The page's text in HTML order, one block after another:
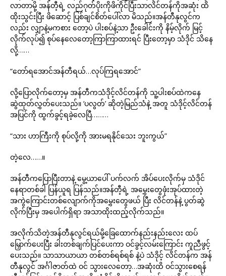
လာတာမို့ အန်တီ့ရဲ့ လည်ဂုတ်ပိုးကိုဖိကိုင်ပြီးသာလိင်တန်ကိုအဆုံး ထိ
ထိုးသွင်းပြီး ဖိဆောင့် ပြစ်ချင်စိတ်ပေါ်လာ မိသည်။အန်တီနုလွင်က
လည်း လျှာနဲ့မကစား တော့ပဲ ပါးစပ်နဲ့သာ ဦးခေါင်းကို နိမ့်လိုက် မြင့်
လိုက်လုပ်၍ စုပ်နေလေတော့ကြာကြာထားရင် ပြီးတော့မှာ သံဒိုင် သိနေ
လို့……
“တော်ရအောင်အန်တီရယ်…လုပ်ကြရအောင်”
လို့ပြောလိုက်တော့မှ အန်တီကသံဒိုင့်လိင်တန်ကို သူ့ပါးစပ်ထဲကနေ
ဆွဲထုတ်လွှတ်ပေးသည်။ ‘ပလွတ်’ ဆိုတဲ့မြည်သံနဲ့ အတူ သံဒိုင့်လိင်တန်
အပြင်ကို ထွက်ခွင့်ရခဲ့လေပြီ………
“သား ဟာကြီးကို စုပ်လို့ကို အားမရနိုင်သေး ဘူးကွယ်”
တဲ့လေ……။
အန်တီကပြောပြီးတာနဲ့ မွေ့ယာပေါ် ပက်လက် အိပ်ပေးလိုက်မှ သံဒိုင်
နေရာတစ်ခါ ပြန်ယူရ ပြန်သည်။အန်တီ့ရဲ့ အမွှေးတွေဖုံးအုပ်ထားတဲ့
အကွဲကြောင်းတစ်လျောက်ကိုအမွှေးတွေဖယ် ပြီး လိင်တန်နဲ့ ပွတ်ဆွဲ
လိုက်ပြီးမှ အပေါက်ရှိရာ အသာထိုးထည့်လိုက်သည်။
အလိုက်သိတဲ့အန်တီနုလွင်ရယ်မို့ခြေထောက်နည်းနည်းလေး ထပ်
မြှောက်ပေးပြီး ခါးတစ်ချက်ပြင်ပေးကာ ဝင်ခွင့်လမ်းကြောင်း ကူညီဖွင့်
ပေးသည်။ သာသာယာယာ တစ်တစ်ရစ်ရစ် နဲ့ပဲ သံဒိုင့် လိင်တန်က အန်
တီနုလွင် အင်္ဂါဇာတ်ထဲ ဝင် သွားလေတော့…အဆုံးထိ ဝင်သွားစေရန်